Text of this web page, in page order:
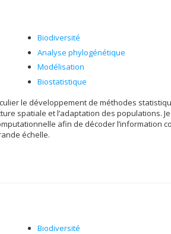
Biodiversité
Analyse phylogénétique
Modélisation
Biostatistique
le développement de méthodes
spatiale et l’adaptation des populations.
afin de décoder l’information
échelle.
Biodiversité